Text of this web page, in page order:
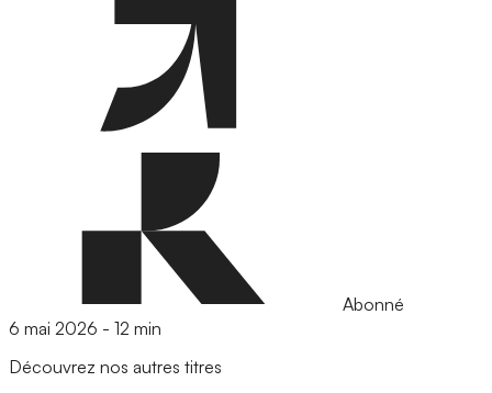
Abonné
6 mai 2026 - 12 min
Découvrez nos autres titres